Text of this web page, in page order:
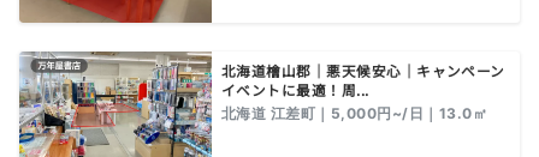
北海道檜山郡｜悪天候安心｜キャンペーン
イベントに最適！周...
北海道 江差町｜5,000円~/日｜13.0㎡